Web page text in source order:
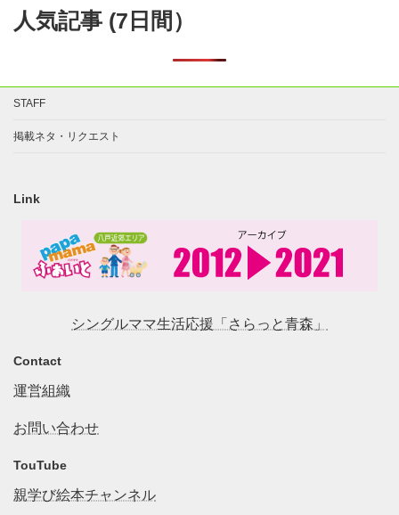
人気記事 (7日間）
STAFF
掲載ネタ・リクエスト
Link
シングルママ生活応援「さらっと青森」
Contact
運営組織
お問い合わせ
TouTube
親学び絵本チャンネル